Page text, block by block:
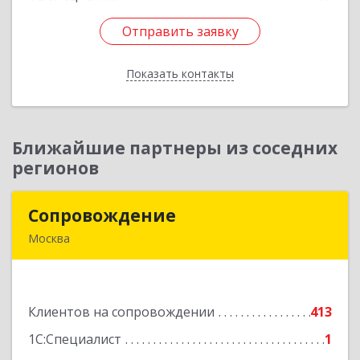
Отправить заявку
Показать контакты
Отправить заявку
Назад
Ближайшие партнеры из соседних
регионов
Сопровождение
Москва
Клиентов на сопровождении
413
1С:Специалист
1
Подробнее